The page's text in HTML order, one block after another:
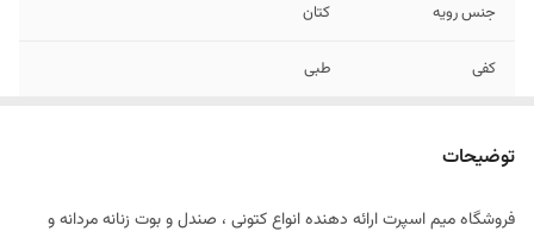
جنس رویه کتان
کفی طبی
توضیحات
فروشگاه میم اسپرت ارائه دهنده انواع کتونی ، صندل و بوت زنانه مردانه و